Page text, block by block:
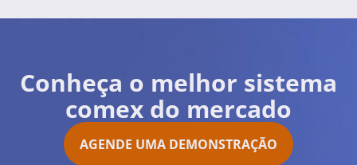
Conheça o melhor sistema
comex do mercado
AGENDE UMA DEMONSTRAÇÃO